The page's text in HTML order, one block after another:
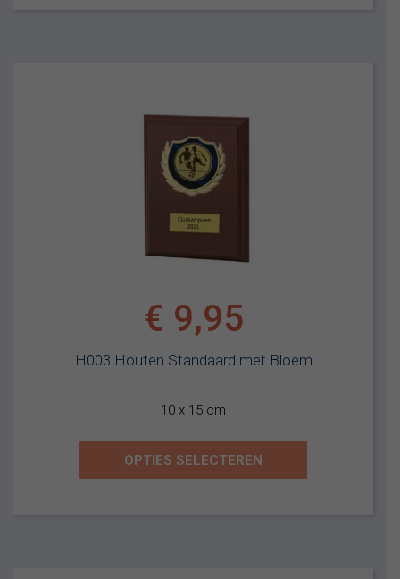
H003 Houten Standaard met Bloem
€ 9,95
10 x 15 cm
OPTIES SELECTEREN